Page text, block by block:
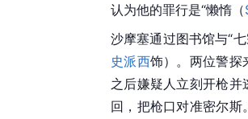
认为他的罪行是“懒惰（
沙摩塞通过图书馆与“
史派西饰）。两位警探
之后嫌疑人立刻开枪
回，把枪口对准密尔